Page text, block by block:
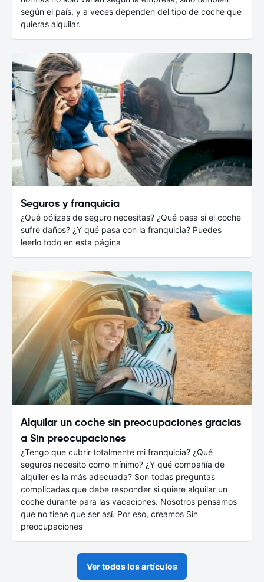
según el país, y a veces dependen del tipo de coche que
quieras alquilar.
Seguros y franquicia
¿Qué pólizas de seguro necesitas? ¿Qué pasa si el coche
sufre daños? ¿Y qué pasa con la franquicia? Puedes
leerlo todo en esta página
Alquilar un coche sin preocupaciones gracias
a Sin preocupaciones
¿Tengo que cubrir totalmente mi franquicia? ¿Qué
seguros necesito como mínimo? ¿Y qué compañía de
alquiler es la más adecuada? Son todas preguntas
complicadas que debe responder si quiere alquilar un
coche durante para las vacaciones. Nosotros pensamos
que no tiene que ser así. Por eso, creamos Sin
preocupaciones
Ver todos los artículos